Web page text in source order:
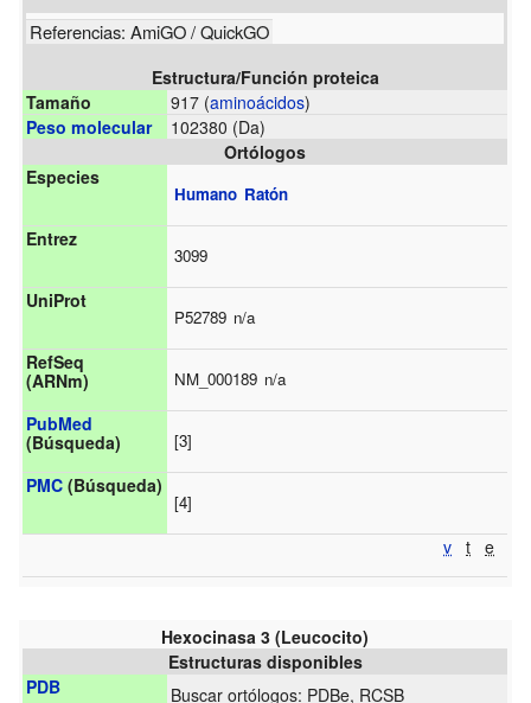
Referencias:AmiGO/QuickGO
Estructura/Función proteica
Tamaño
917 (aminoácidos)
Peso molecular
102380 (Da)
Ortólogos
Especies
Humano Ratón
Entrez
3099
UniProt
P52789 n/a
RefSeq
(ARNm)
NM_000189 n/a
PubMed
(Búsqueda)
[3]
PMC (Búsqueda)
[4]
v t e
Hexocinasa 3 (Leucocito)
Estructuras disponibles
PDB
Buscar ortólogos: PDBe, RCSB